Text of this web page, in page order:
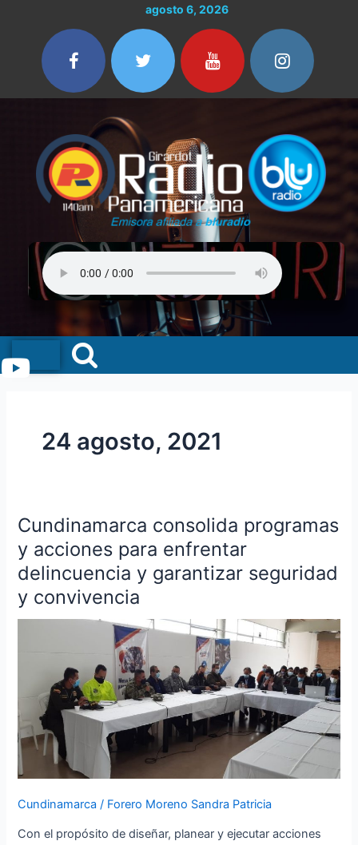
contenido
agosto 6, 2026
Menu
24 agosto, 2021
Cundinamarca consolida programas
y acciones para enfrentar
delincuencia y garantizar seguridad
y convivencia
Cundinamarca / Forero Moreno Sandra Patricia
Con el propósito de diseñar, planear y ejecutar acciones
Cundinamarca
consolida
programas
y
acciones
para
delincuencia
garantizar
seguridad
y
convivencia